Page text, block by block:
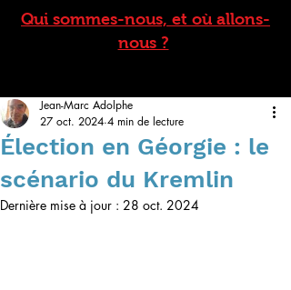
Qui sommes-nous, et où allons-
nous ?
Élection en Géorgie : le
scénario du Kremlin
Jean-Marc Adolphe
27 oct. 2024 4 min de lecture
Dernière mise à jour : 28 oct. 2024